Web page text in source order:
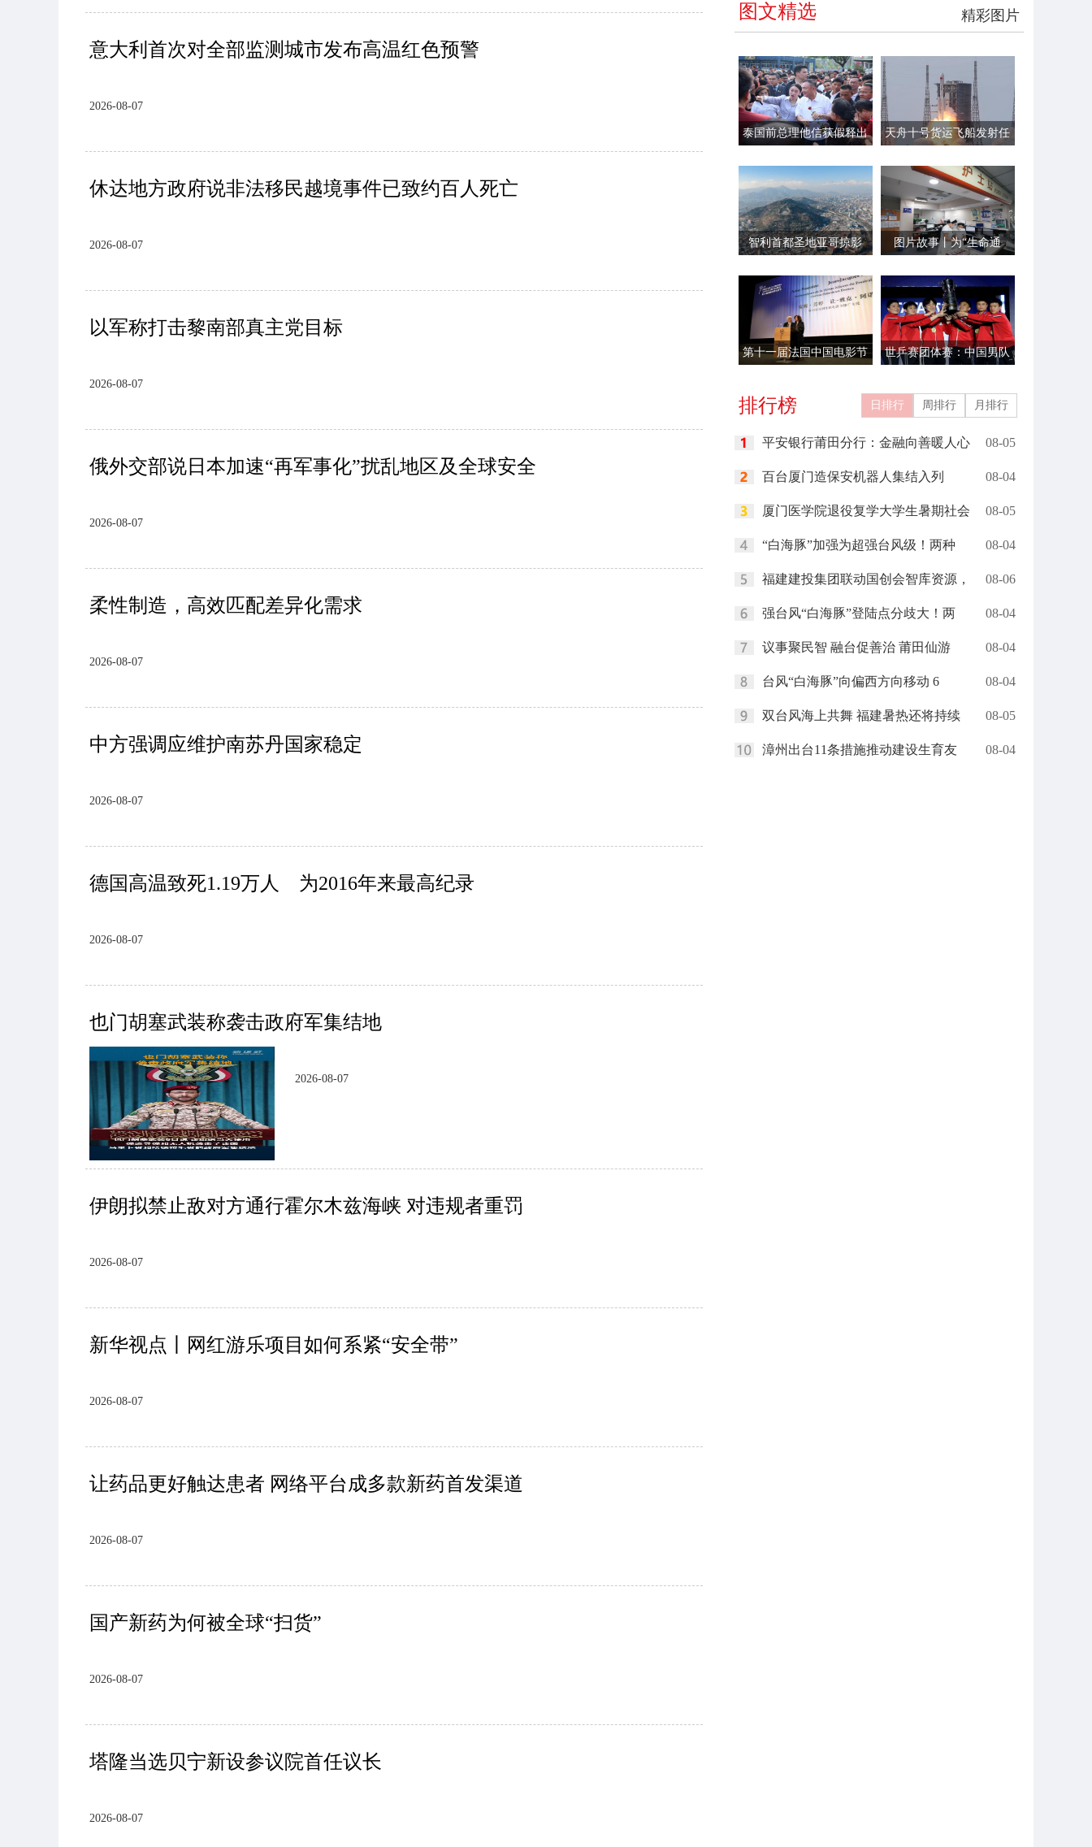
意大利首次对全部监测城市发布高温红色预警
2026-08-07
休达地方政府说非法移民越境事件已致约百人死亡
2026-08-07
以军称打击黎南部真主党目标
2026-08-07
俄外交部说日本加速“再军事化”扰乱地区及全球安全
2026-08-07
柔性制造，高效匹配差异化需求
2026-08-07
中方强调应维护南苏丹国家稳定
2026-08-07
德国高温致死1.19万人 为2016年来最高纪录
2026-08-07
也门胡塞武装称袭击政府军集结地
2026-08-07
伊朗拟禁止敌对方通行霍尔木兹海峡 对违规者重罚
2026-08-07
新华视点丨网红游乐项目如何系紧“安全带”
2026-08-07
让药品更好触达患者 网络平台成多款新药首发渠道
2026-08-07
国产新药为何被全球“扫货”
2026-08-07
塔隆当选贝宁新设参议院首任议长
2026-08-07
精彩图片
图文精选
泰国前总理他信获假释出
天舟十号货运飞船发射任
智利首都圣地亚哥掠影
图片故事丨为“生命通
第十一届法国中国电影节
世乒赛团体赛：中国男队
排行榜 日排行 周排行 月排行
平安银行莆田分行：金融向善暖人心 08-05
百台厦门造保安机器人集结入列 08-04
厦门医学院退役复学大学生暑期社会 08-05
“白海豚”加强为超强台风级！两种 08-04
福建建投集团联动国创会智库资源， 08-06
强台风“白海豚”登陆点分歧大！两 08-04
议事聚民智 融台促善治 莆田仙游 08-04
台风“白海豚”向偏西方向移动 6 08-04
双台风海上共舞 福建暑热还将持续 08-05
漳州出台11条措施推动建设生育友 08-04